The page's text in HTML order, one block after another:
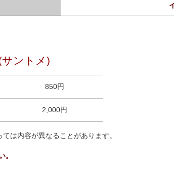
ントメ)
850円
2,000円
は内容が異なることがあります。
。